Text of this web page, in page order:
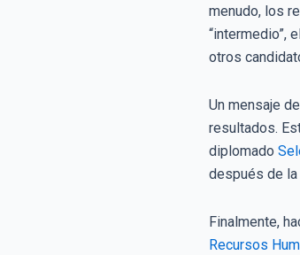
menudo, los
“intermedio”,
otros
Un mensaje
resultados.
diplomado
después de
Finalmente,
Recursos